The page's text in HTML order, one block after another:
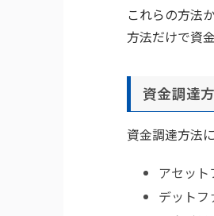
これらの方法
方法だけで資
資金調達
資金調達方法
アセット
デットフ